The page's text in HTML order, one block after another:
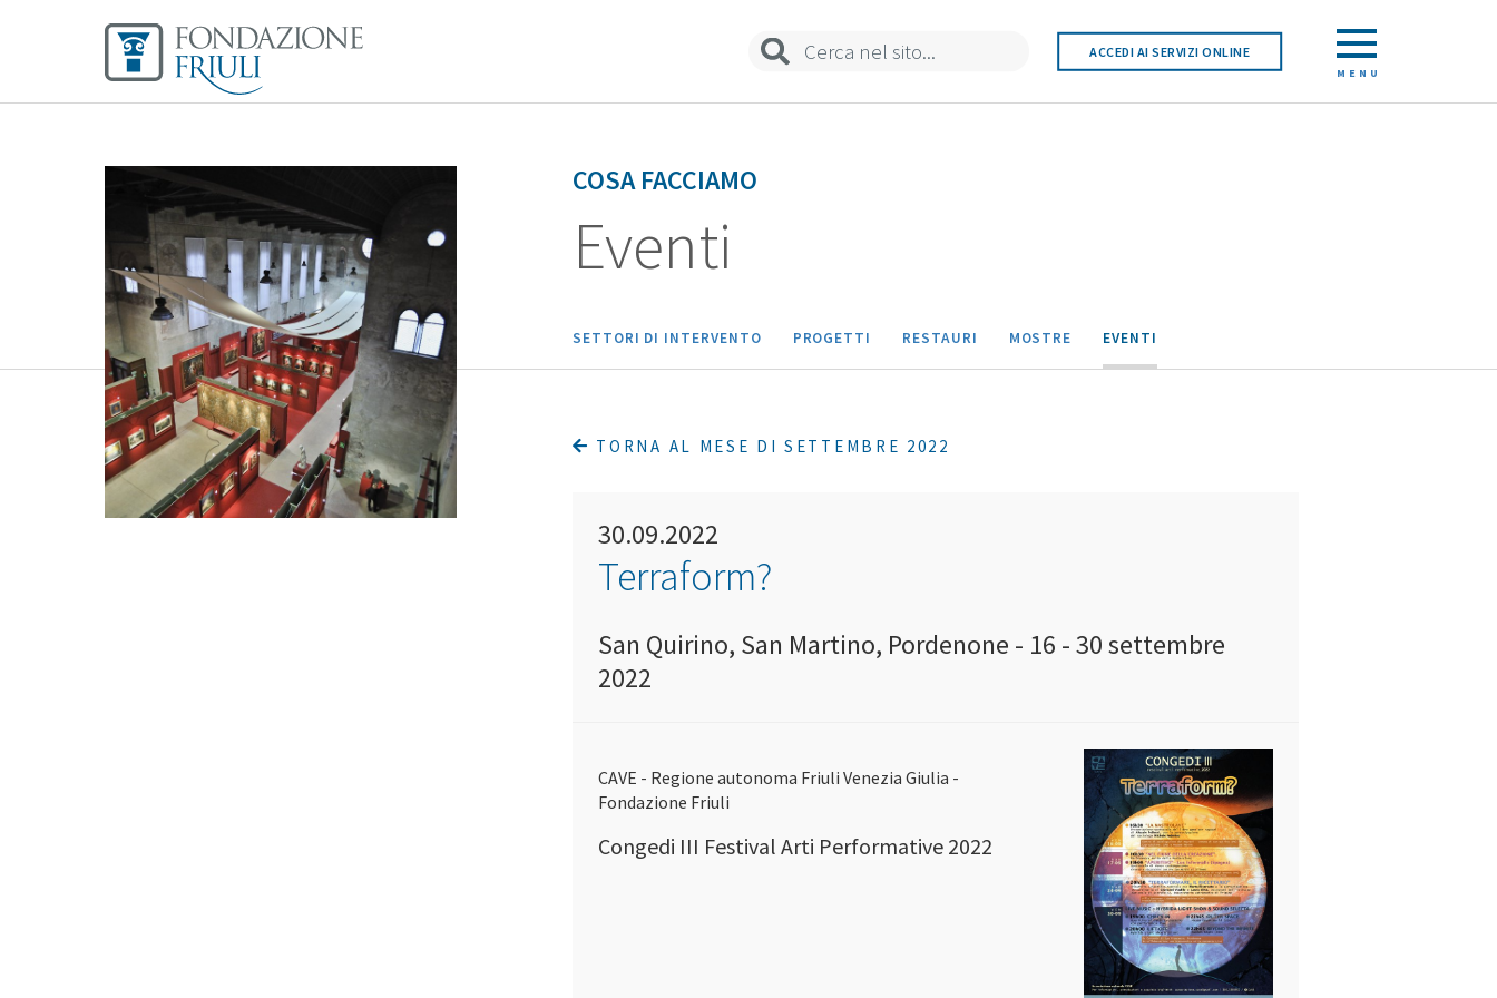
ACCEDI AI SERVIZI ONLINE
MENU
Sedi e contatti
COSA FACCIAMO
Eventi
SETTORI DI INTERVENTO PROGETTI RESTAURI MOSTRE EVENTI
TORNA AL MESE DI SETTEMBRE 2022
30.09.2022
Terraform?
San Quirino, San Martino, Pordenone - 16 - 30 settembre
2022
CAVE - Regione autonoma Friuli Venezia Giulia -
Fondazione Friuli
Congedi III Festival Arti Performative 2022